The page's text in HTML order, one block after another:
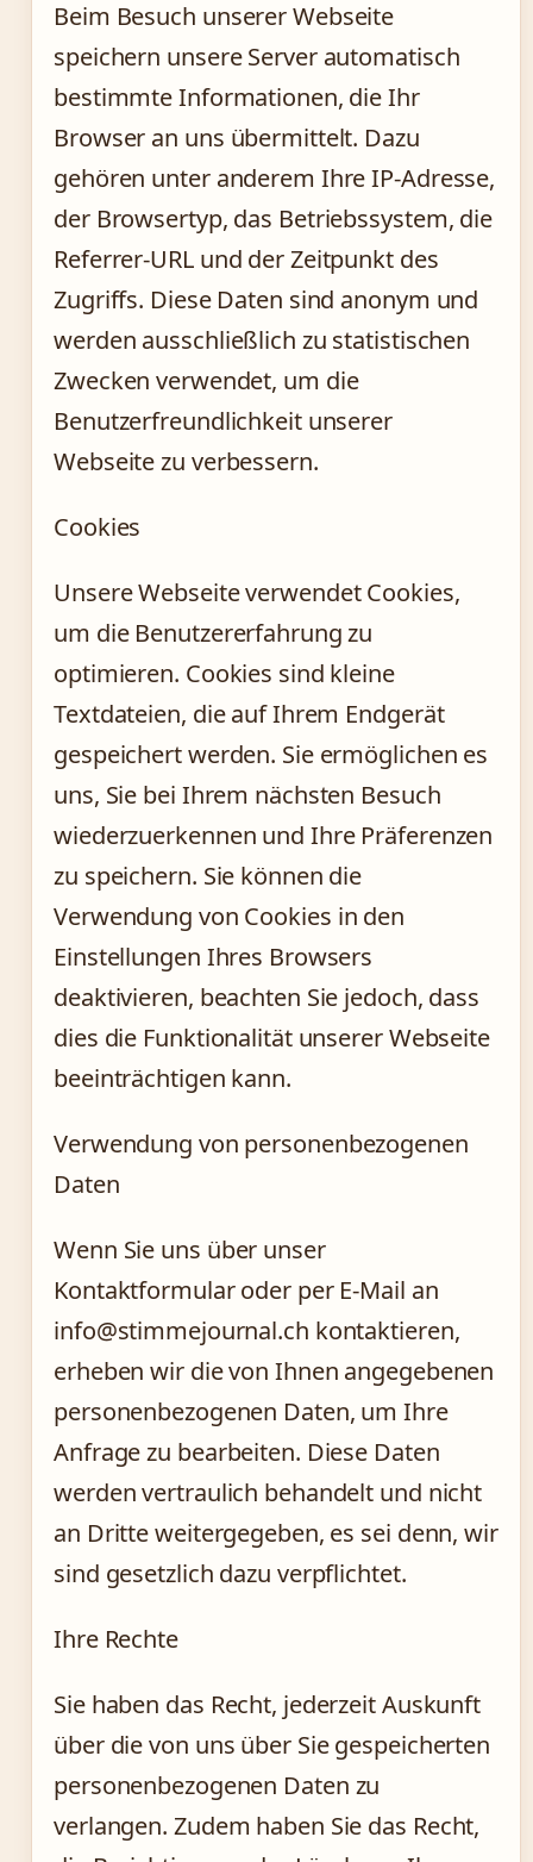
Beim Besuch unserer Webseite
speichern unsere Server automatisch
bestimmte Informationen, die Ihr
Browser an uns übermittelt. Dazu
gehören unter anderem Ihre IP-Adresse,
der Browsertyp, das Betriebssystem, die
Referrer-URL und der Zeitpunkt des
Zugriffs. Diese Daten sind anonym und
werden ausschließlich zu statistischen
Zwecken verwendet, um die
Benutzerfreundlichkeit unserer
Webseite zu verbessern.
Cookies
Unsere Webseite verwendet Cookies,
um die Benutzererfahrung zu
optimieren. Cookies sind kleine
Textdateien, die auf Ihrem Endgerät
gespeichert werden. Sie ermöglichen es
uns, Sie bei Ihrem nächsten Besuch
wiederzuerkennen und Ihre Präferenzen
zu speichern. Sie können die
Verwendung von Cookies in den
Einstellungen Ihres Browsers
deaktivieren, beachten Sie jedoch, dass
dies die Funktionalität unserer Webseite
beeinträchtigen kann.
Verwendung von personenbezogenen
Daten
Wenn Sie uns über unser
Kontaktformular oder per E-Mail an
info@stimmejournal.ch kontaktieren,
erheben wir die von Ihnen angegebenen
personenbezogenen Daten, um Ihre
Anfrage zu bearbeiten. Diese Daten
werden vertraulich behandelt und nicht
an Dritte weitergegeben, es sei denn, wir
sind gesetzlich dazu verpflichtet.
Ihre Rechte
Sie haben das Recht, jederzeit Auskunft
über die von uns über Sie gespeicherten
personenbezogenen Daten zu
verlangen. Zudem haben Sie das Recht,